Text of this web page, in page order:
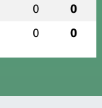
0 0
0 0